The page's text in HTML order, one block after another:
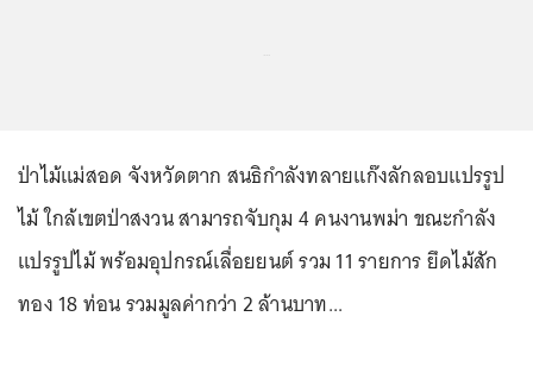
ป่าไม้แม่สอด จังหวัดตาก สนธิกำลังทลายแก๊งลักลอบแปรรูป
ไม้ ใกล้เขตป่าสงวน สามารถจับกุม 4 คนงานพม่า ขณะกำลัง
แปรรูปไม้ พร้อมอุปกรณ์เลื่อยยนต์ รวม 11 รายการ ยึดไม้สัก
ทอง 18 ท่อน รวมมูลค่ากว่า 2 ล้านบาท...